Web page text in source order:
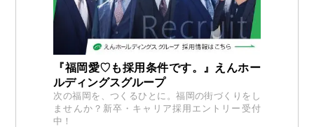
『福岡愛♡も採用条件です。』えんホー
ルディングスグループ
次の福岡を、つくるひとに。福岡の街づくりをし
ませんか？新卒・キャリア採用エントリー受付
中！